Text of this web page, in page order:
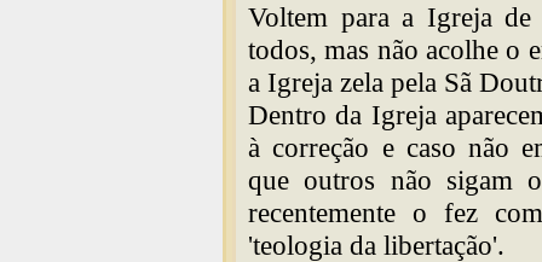
Voltem para a Igreja
todos, mas não acolhe o
a Igreja zela pela Sã
Dentro da Igreja
à correção e caso não
que outros não sigam
recentemente o fez
'teologia da libertação'.